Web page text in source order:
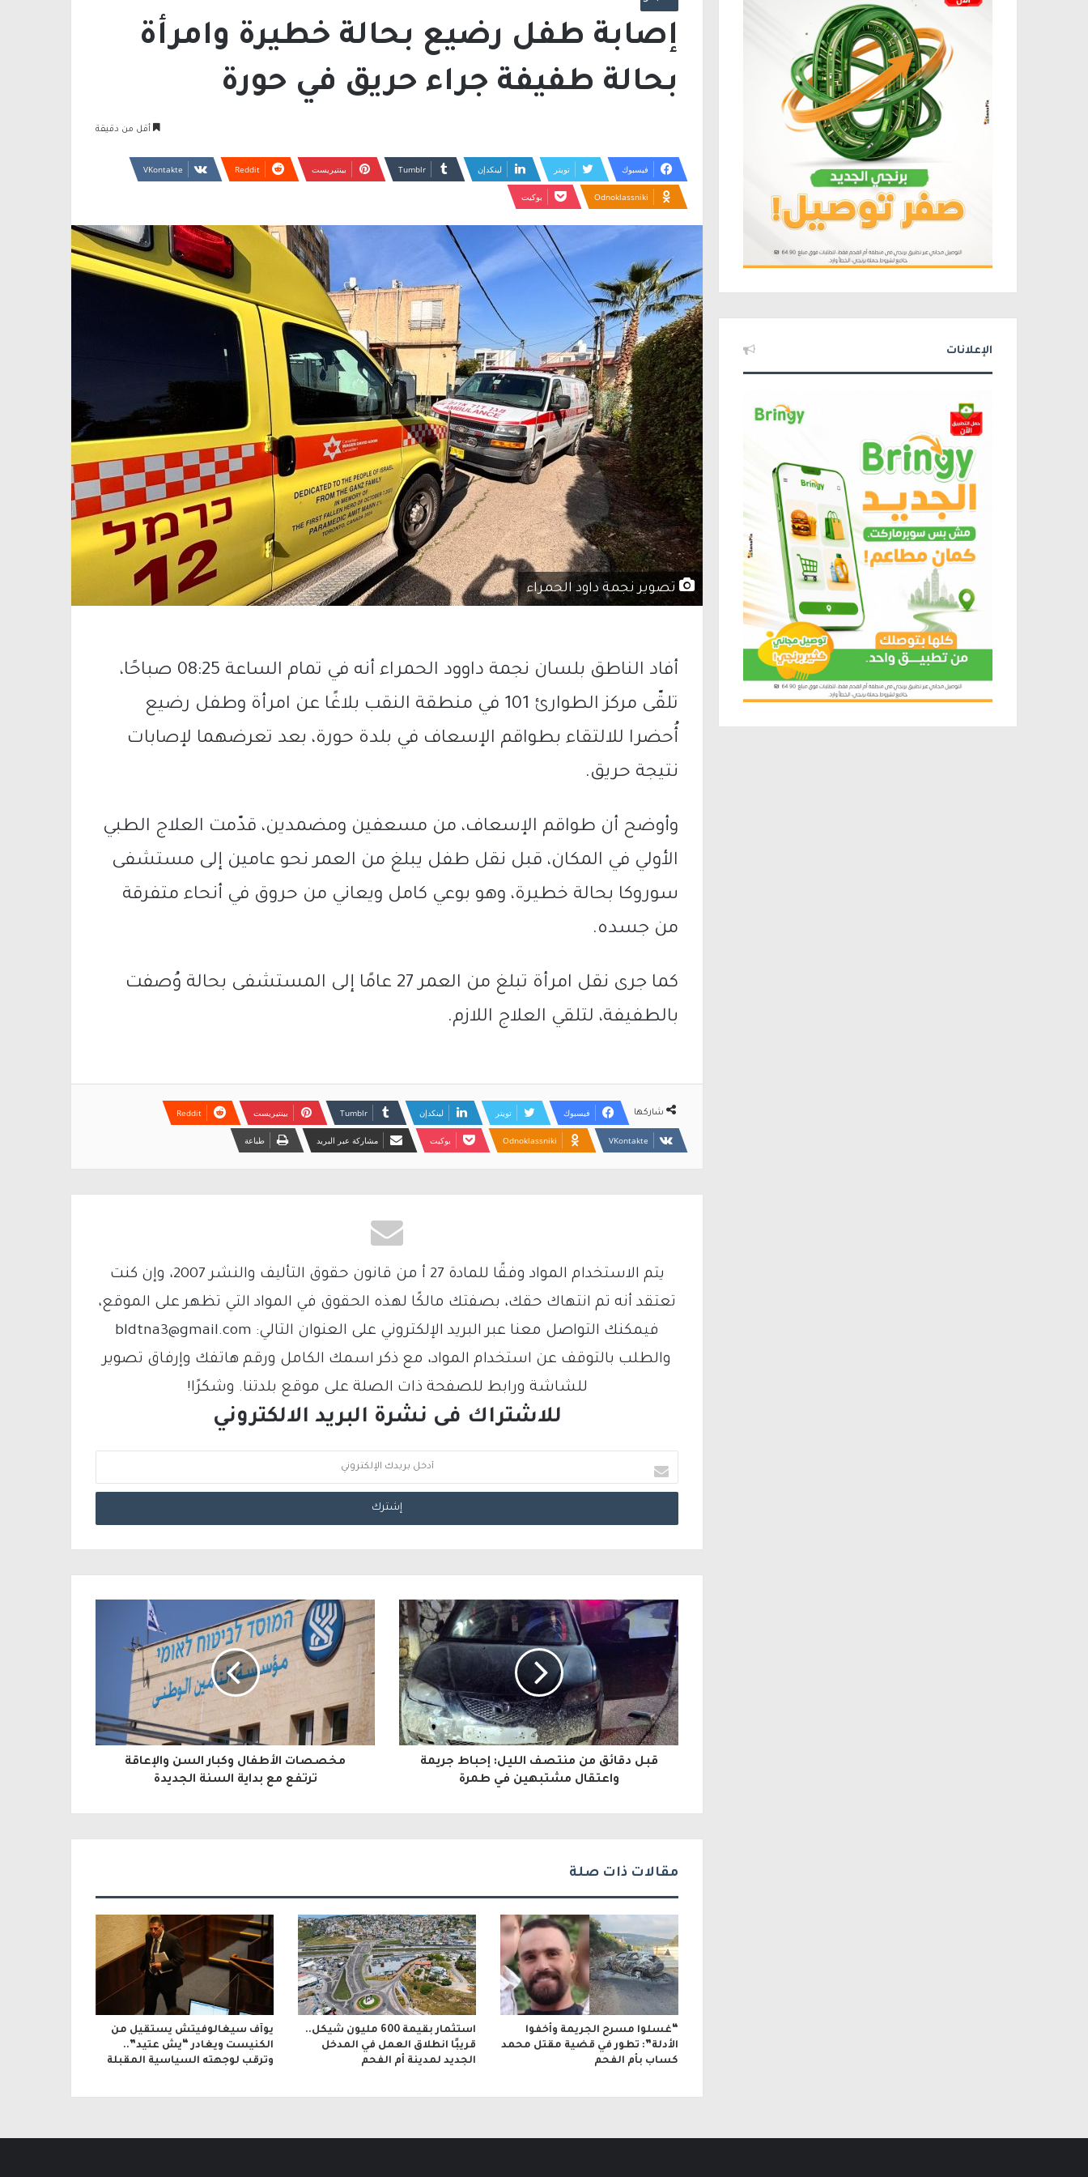
إصابة طفل رضيع بحالة خطيرة وامرأة
بحالة طفيفة جراء حريق في حورة
أقل من دقيقة
فيسبوك تويتر لينكدإن بينتيريست
Odnoklassniki بوكيت
تصوير نجمة داود الحمراء
أفاد الناطق بلسان نجمة داوود الحمراء أنه في تمام الساعة 08:25 صباحًا،
تلقّى مركز الطوارئ 101 في منطقة النقب بلاغًا عن امرأة وطفل رضيع
أُحضرا للالتقاء بطواقم الإسعاف في بلدة حورة، بعد تعرضهما لإصابات
نتيجة حريق.
وأوضح أن طواقم الإسعاف، من مسعفين ومضمدين، قدّمت العلاج الطبي
الأولي في المكان، قبل نقل طفل يبلغ من العمر نحو عامين إلى مستشفى
سوروكا بحالة خطيرة، وهو بوعي كامل ويعاني من حروق في أنحاء متفرقة
من جسده.
كما جرى نقل امرأة تبلغ من العمر 27 عامًا إلى المستشفى بحالة وُصفت
بالطفيفة، لتلقي العلاج اللازم.
شاركها فيسبوك تويتر لينكدإن بينتيريست
Odnoklassniki بوكيت مشاركة عبر البريد طباعة
يتم الاستخدام المواد وفقًا للمادة 27 أ من قانون حقوق التأليف والنشر 2007، وإن كنت
تعتقد أنه تم انتهاك حقك، بصفتك مالكًا لهذه الحقوق في المواد التي تظهر على الموقع،
فيمكنك التواصل معنا عبر البريد الإلكتروني على العنوان التالي: bldtna3@gmail.com
والطلب بالتوقف عن استخدام المواد، مع ذكر اسمك الكامل ورقم هاتفك وإرفاق تصوير
للشاشة ورابط للصفحة ذات الصلة على موقع بلدتنا. وشكرًا!
للاشتراك فى نشرة البريد الالكتروني
د
خ
ل
ب
ر
ي
د
ك
ا
ل
و
ن
ي
قبل دقائق من منتصف الليل: إحباط جريمة
واعتقال مشتبهين في طمرة
مخصصات الأطفال وكبار السن والإعاقة
ترتفع مع بداية السنة الجديدة
مقالات ذات صلة
“غسلوا مسرح الجريمة وأخفوا
الأدلة”: تطور في قضية مقتل محمد
كساب بأم الفحم
استثمار بقيمة 600 مليون شيكل..
قريبًا انطلاق العمل في المدخل
الجديد لمدينة أم الفحم
يوآف سيغالوفيتش يستقيل من
الكنيست ويغادر “يش عتيد”..
وترقب لوجهته السياسية المقبلة
الإعلانات